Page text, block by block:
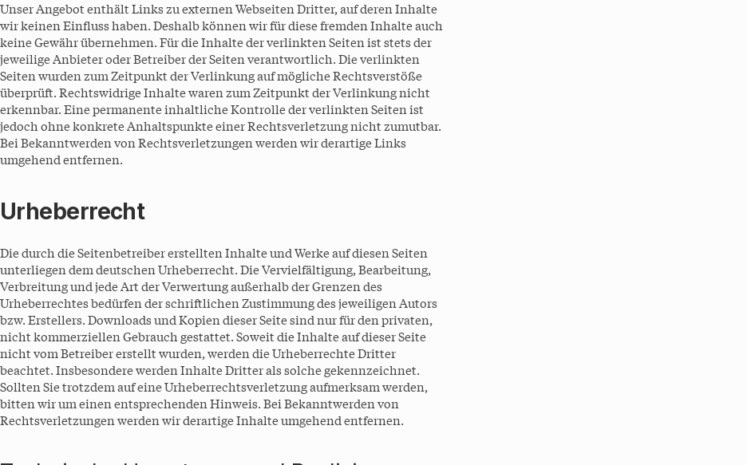
Unser Angebot enthält Links zu externen Webseiten Dritter, auf deren Inhalte
wir keinen Einfluss haben. Deshalb können wir für diese fremden Inhalte auch
keine Gewähr übernehmen. Für die Inhalte der verlinkten Seiten ist stets der
jeweilige Anbieter oder Betreiber der Seiten verantwortlich. Die verlinkten
Seiten wurden zum Zeitpunkt der Verlinkung auf mögliche Rechtsverstöße
überprüft. Rechtswidrige Inhalte waren zum Zeitpunkt der Verlinkung nicht
erkennbar. Eine permanente inhaltliche Kontrolle der verlinkten Seiten ist
jedoch ohne konkrete Anhaltspunkte einer Rechtsverletzung nicht zumutbar.
Bei Bekanntwerden von Rechtsverletzungen werden wir derartige Links
umgehend entfernen.
Urheberrecht
Die durch die Seitenbetreiber erstellten Inhalte und Werke auf diesen Seiten
unterliegen dem deutschen Urheberrecht. Die Vervielfältigung, Bearbeitung,
Verbreitung und jede Art der Verwertung außerhalb der Grenzen des
Urheberrechtes bedürfen der schriftlichen Zustimmung des jeweiligen Autors
bzw. Erstellers. Downloads und Kopien dieser Seite sind nur für den privaten,
nicht kommerziellen Gebrauch gestattet. Soweit die Inhalte auf dieser Seite
nicht vom Betreiber erstellt wurden, werden die Urheberrechte Dritter
beachtet. Insbesondere werden Inhalte Dritter als solche gekennzeichnet.
Sollten Sie trotzdem auf eine Urheberrechtsverletzung aufmerksam werden,
bitten wir um einen entsprechenden Hinweis. Bei Bekanntwerden von
Rechtsverletzungen werden wir derartige Inhalte umgehend entfernen.